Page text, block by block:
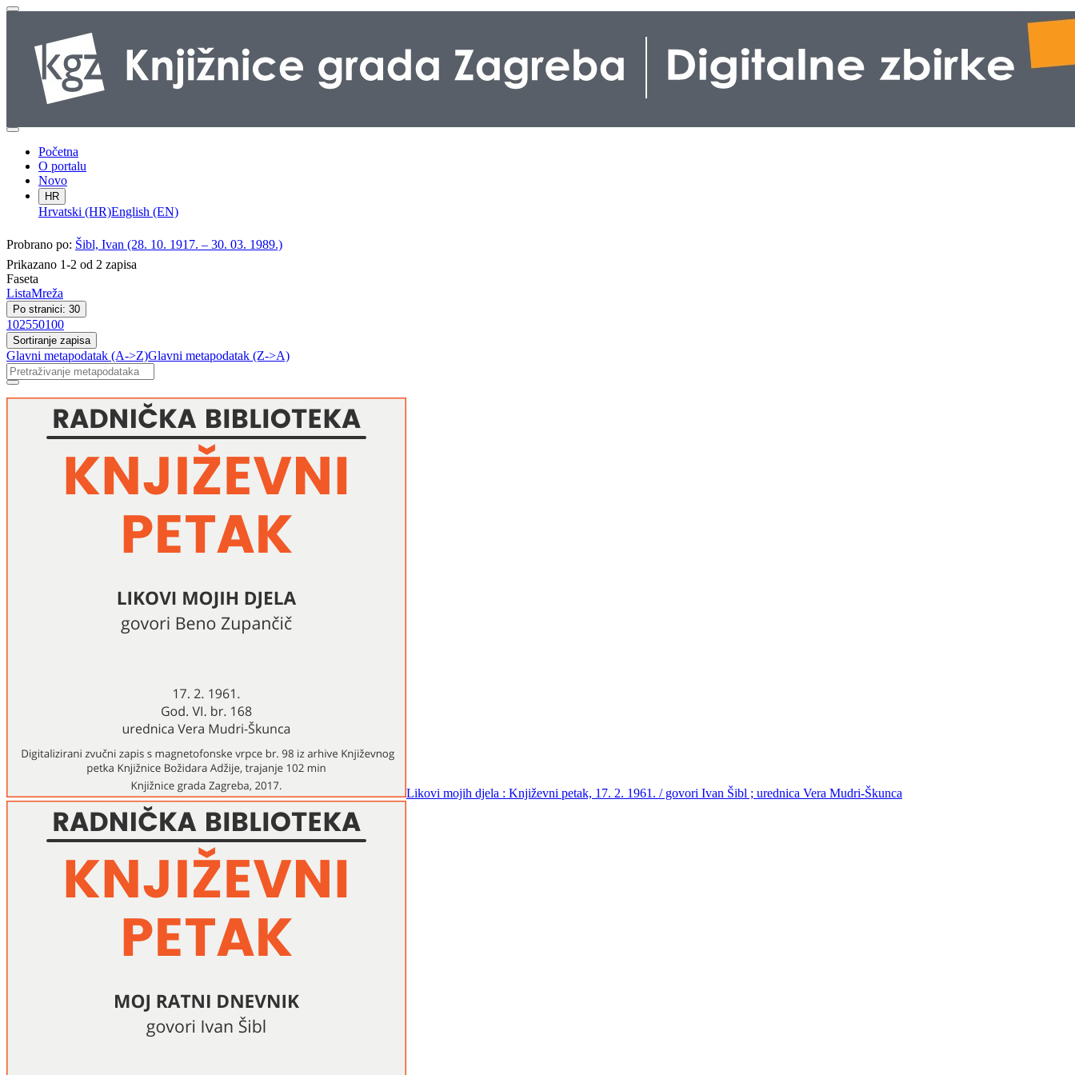
Početna
O portalu
Novo
HR
Hrvatski (HR)English (EN)
Probrano po: Šibl, Ivan (28. 10. 1917. – 30. 03. 1989.)
Prikazano 1-2 od 2 zapisa
Faseta
ListaMreža
Po stranici: 30
102550100
Sortiranje zapisa
Glavni metapodatak (A->Z)Glavni metapodatak (Z->A)
Likovi mojih djela : Književni petak, 17. 2. 1961. / govori Ivan Šibl ; urednica Vera Mudri-Škunca